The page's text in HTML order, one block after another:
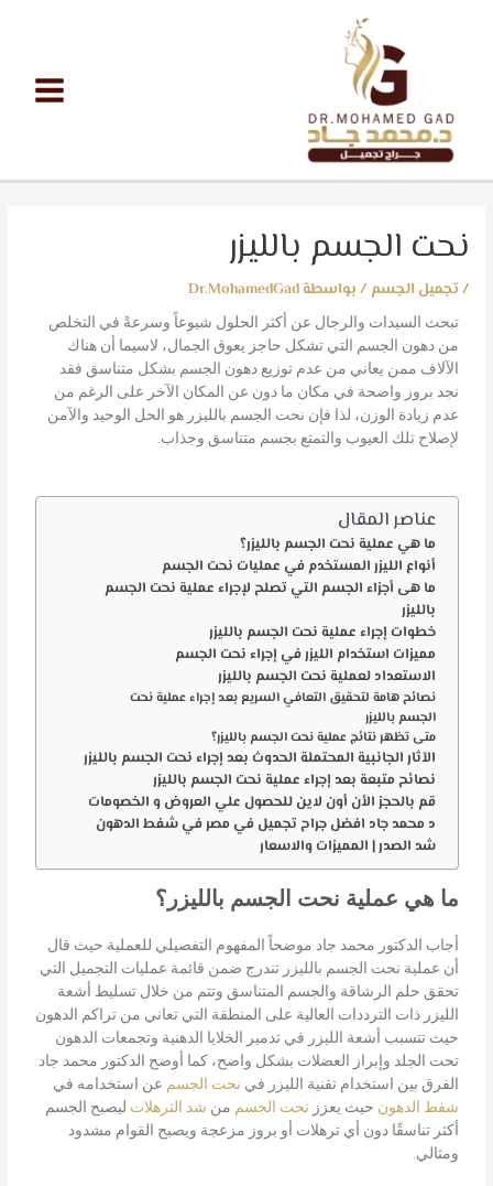
نحت الجسم بالليزر
/تجميل الجسم / بواسطةDr.MohamedGad
تبحث السيدات والرجال عن أكثر الحلول شيوعاً وسرعةً في التخلص
من دهون الجسم التي تشكل حاجز يعوق الجمال، لاسيما أن هناك
الآلاف ممن يعاني من عدم توزيع دهون الجسم بشكل متناسق فقد
نجد بروز واضحة في مكان ما دون عن المكان الآخر على الرغم من
عدم زيادة الوزن، لذا فإن نحت الجسم بالليزر هو الحل الوحيد والآمن
لإصلاح تلك العيوب والتمتع بجسم متناسق وجذاب.
عناصر المقال
ما هي عملية نحت الجسم بالليزر؟
أنواع الليزر المستخدم في عمليات نحت الجسم
ما هى أجزاء الجسم التي تصلح لإجراء عملية نحت الجسم
بالليزر
خطوات إجراء عملية نحت الجسم بالليزر
مميزات استخدام الليزر في إجراء نحت الجسم
الاستعداد لعملية نحت الجسم بالليزر
نصائح هامة لتحقيق التعافي السريع بعد إجراء عملية نحت
الجسم بالليزر
متى تظهر نتائج عملية نحت الجسم بالليزر؟
الآثار الجانبية المحتملة الحدوث بعد إجراء نحت الجسم بالليزر
نصائح متبعة بعد إجراء عملية نحت الجسم بالليزر
قم بالحجز الأن أون لاين للحصول علي العروض و الخصومات
د محمد جاد افضل جراح تجميل في مصر في شفط الدهون
شد الصدر | المميزات والاسعار
ما هي عملية نحت الجسم بالليزر؟
أجاب الدكتور محمد جاد موضحاً المفهوم التفصيلي للعملية حيث قال
أن عملية نحت الجسم بالليزر تندرج ضمن قائمة عمليات التجميل التي
تحقق حلم الرشاقة والجسم المتناسق وتتم من خلال تسليط أشعة
الليزر ذات الترددات العالية على المنطقة التي تعاني من تراكم الدهون
حيث تتسبب أشعة الليزر في تدمير الخلايا الدهنية وتجمعات الدهون
تحت الجلد وإبراز العضلات بشكل واضح، كما أوضح الدكتور محمد جاد
الفرق بين استخدام تقنية الليزر في نحت الجسم عن استخدامه في
شفط الدهون حيث يعزز نحت الجسم من شد الترهلات ليصبح الجسم
أكثر تناسقًا دون أي ترهلات أو بروز مزعجة ويصبح القوام مشدود
ومثالي.